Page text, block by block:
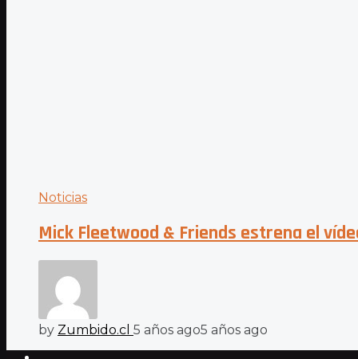
Noticias
Mick Fleetwood & Friends estrena el
by Zumbido.cl 5 años ago5 años ago